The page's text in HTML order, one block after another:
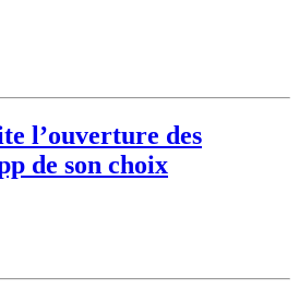
l’ouverture des
de son choix